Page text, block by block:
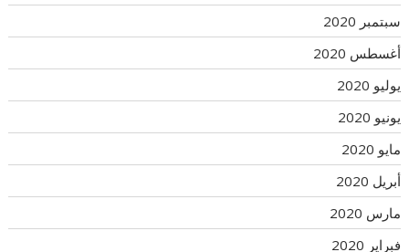
سبتمبر 2020
أغسطس 2020
يوليو 2020
يونيو 2020
مايو 2020
أبريل 2020
مارس 2020
فبراير 2020